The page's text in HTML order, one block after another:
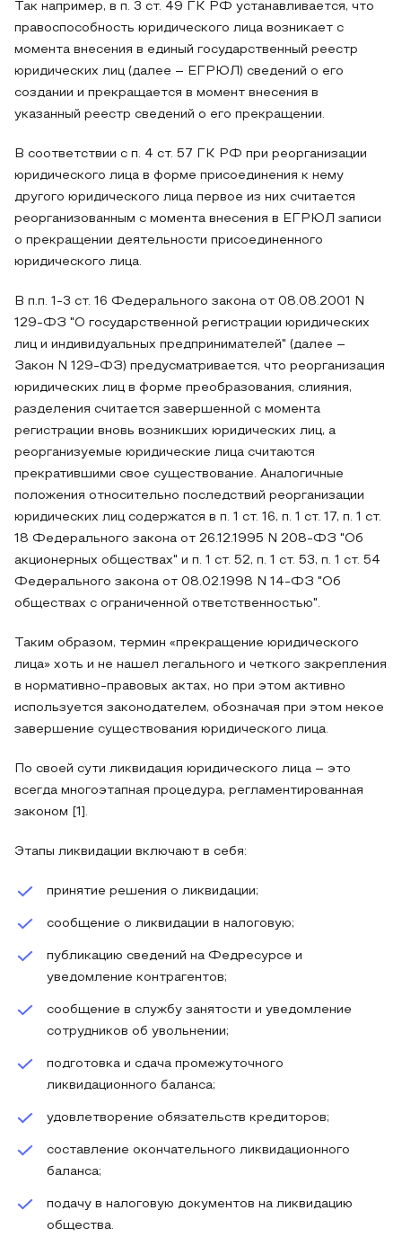
Так например, в п. 3 ст. 49 ГК РФ устанавливается, что
правоспособность юридического лица возникает с
момента внесения в единый государственный реестр
юридических лиц (далее – ЕГРЮЛ) сведений о его
создании и прекращается в момент внесения в
указанный реестр сведений о его прекращении.
В соответствии с п. 4 ст. 57 ГК РФ при реорганизации
юридического лица в форме присоединения к нему
другого юридического лица первое из них считается
реорганизованным с момента внесения в ЕГРЮЛ записи
о прекращении деятельности присоединенного
юридического лица.
В п.п. 1-3 ст. 16 Федерального закона от 08.08.2001 N
129-ФЗ "О государственной регистрации юридических
лиц и индивидуальных предпринимателей" (далее –
Закон N 129-ФЗ) предусматривается, что реорганизация
юридических лиц в форме преобразования, слияния,
разделения считается завершенной с момента
регистрации вновь возникших юридических лиц, а
реорганизуемые юридические лица считаются
прекратившими свое существование. Аналогичные
положения относительно последствий реорганизации
юридических лиц содержатся в п. 1 ст. 16, п. 1 ст. 17, п. 1 ст.
18 Федерального закона от 26.12.1995 N 208-ФЗ "Об
акционерных обществах" и п. 1 ст. 52, п. 1 ст. 53, п. 1 ст. 54
Федерального закона от 08.02.1998 N 14-ФЗ "Об
обществах с ограниченной ответственностью".
Таким образом, термин «прекращение юридического
лица» хоть и не нашел легального и четкого закрепления
в нормативно-правовых актах, но при этом активно
используется законодателем, обозначая при этом некое
завершение существования юридического лица.
По своей сути ликвидация юридического лица – это
всегда многоэтапная процедура, регламентированная
законом [1].
Этапы ликвидации включают в себя:
принятие решения о ликвидации;
сообщение о ликвидации в налоговую;
публикацию сведений на Федресурсе и
уведомление контрагентов;
сообщение в службу занятости и уведомление
сотрудников об увольнении;
подготовка и сдача промежуточного
ликвидационного баланса;
удовлетворение обязательств кредиторов;
составление окончательного ликвидационного
баланса;
подачу в налоговую документов на ликвидацию
общества.